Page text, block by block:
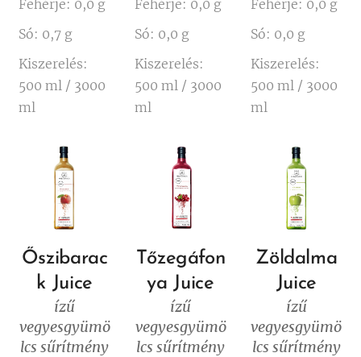
Fehérje: 0,0 g
Só: 0,7 g
Kiszerelés:
500 ml / 3000
ml
Fehérje: 0,0 g
Só: 0,0 g
Kiszerelés:
500 ml / 3000
ml
Fehérje: 0,0 g
Só: 0,0 g
Kiszerelés:
500 ml / 3000
ml
Őszibarac
k Juice
ízű
vegyesgyümö
lcs sűrítmény
Tőzegáfon
ya Juice
ízű
vegyesgyümö
lcs sűrítmény
Zöldalma
Juice
ízű
vegyesgyümö
lcs sűrítmény